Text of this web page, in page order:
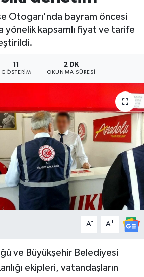
Otogarı'nda bayram öncesi
yönelik kapsamlı fiyat ve tarife
11
GÖSTERIM
2 DK
OKUNMA SÜRESI
A- A+
ve Büyükşehir Belediyesi
ekipleri, vatandaşların